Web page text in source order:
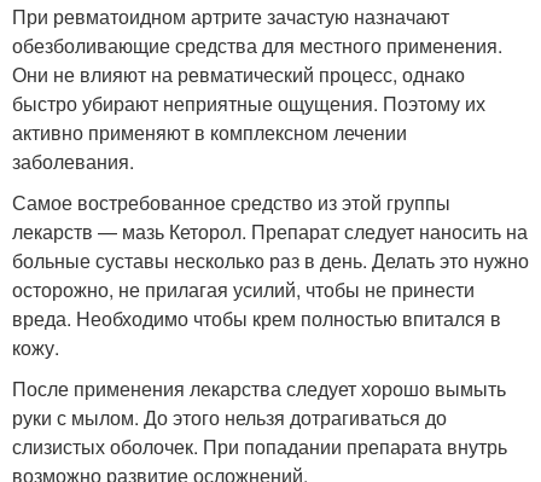
При ревматоидном артрите зачастую назначают
обезболивающие средства для местного применения.
Они не влияют на ревматический процесс, однако
быстро убирают неприятные ощущения. Поэтому их
активно применяют в комплексном лечении
заболевания.
Самое востребованное средство из этой группы
лекарств — мазь Кеторол. Препарат следует наносить на
больные суставы несколько раз в день. Делать это нужно
осторожно, не прилагая усилий, чтобы не принести
вреда. Необходимо чтобы крем полностью впитался в
кожу.
После применения лекарства следует хорошо вымыть
руки с мылом. До этого нельзя дотрагиваться до
слизистых оболочек. При попадании препарата внутрь
возможно развитие осложнений.